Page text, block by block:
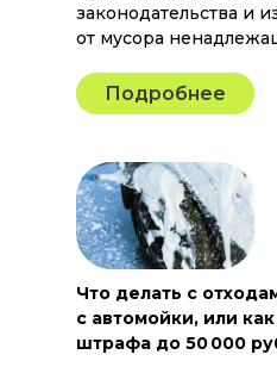
законодательства и
от мусора
Что делать с
с автомойки, или
штрафа до 50 000
Подробнее